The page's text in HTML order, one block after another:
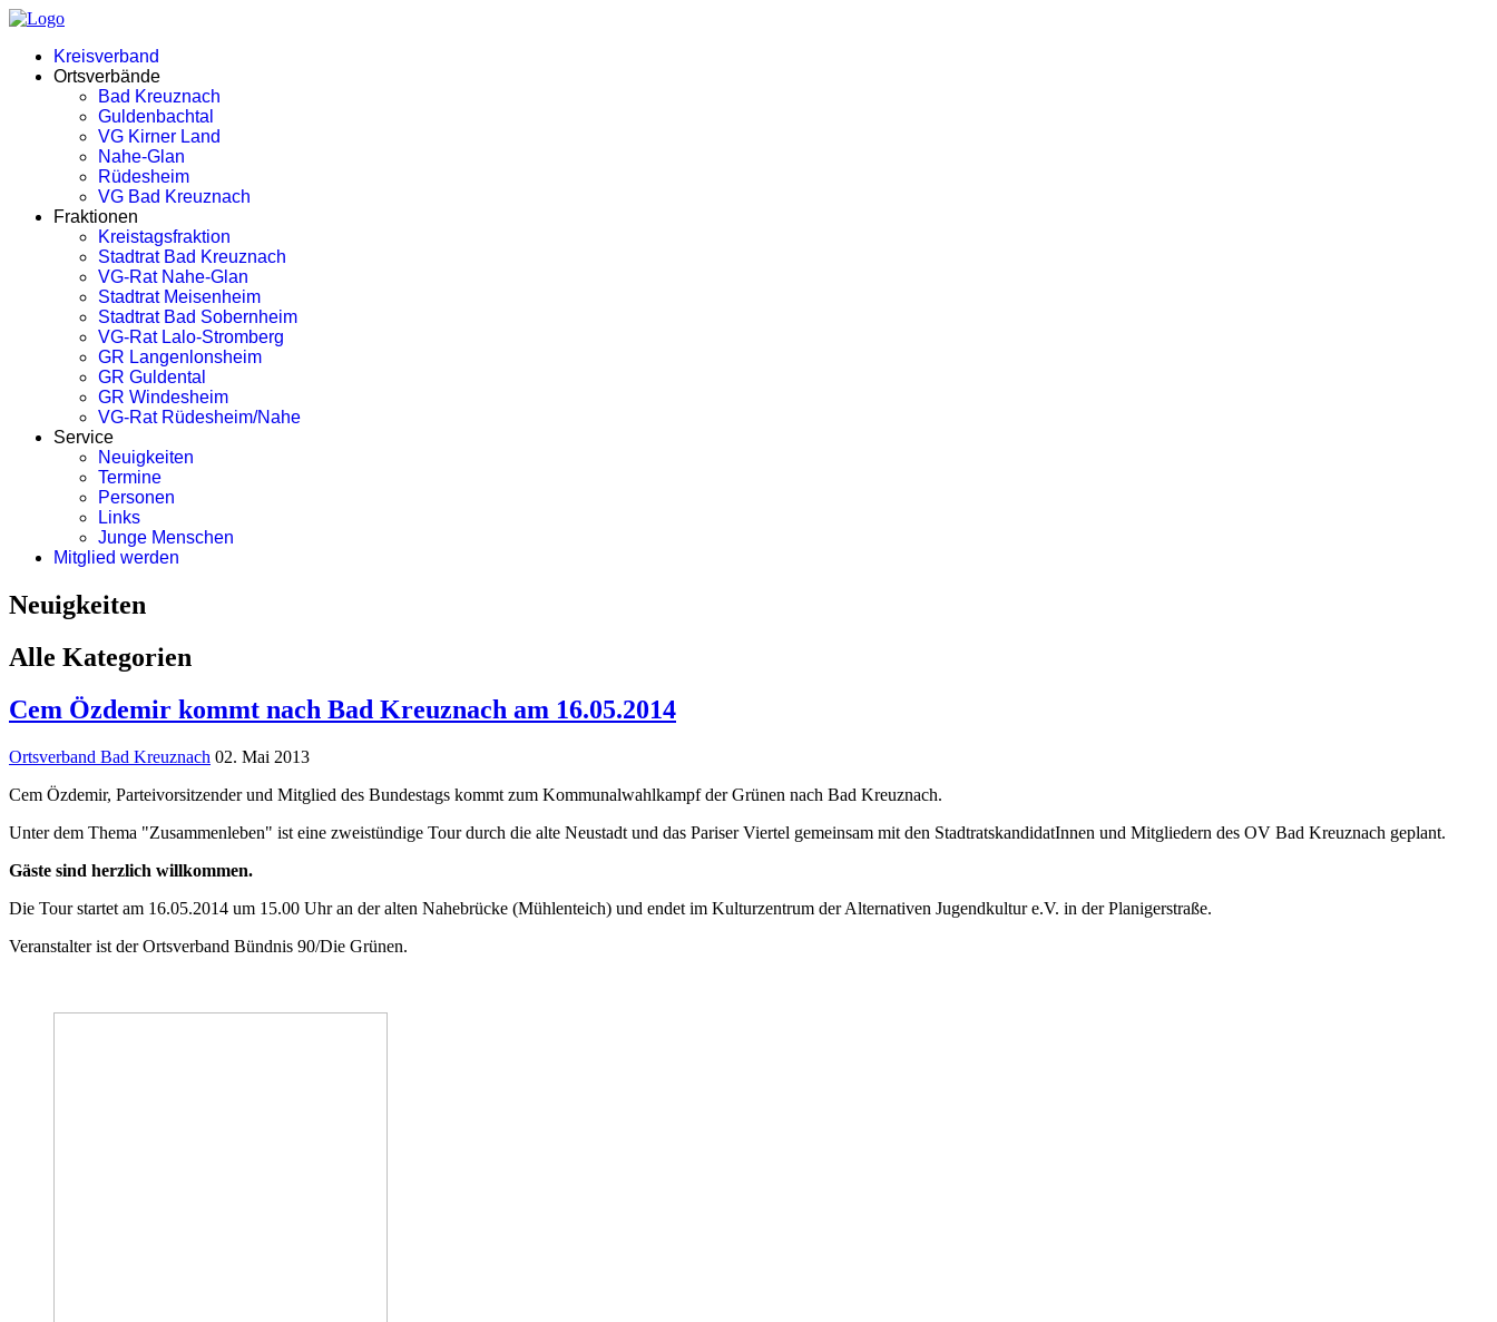
Kreisverband
Ortsverbände
Bad Kreuznach
Guldenbachtal
VG Kirner Land
Nahe-Glan
Rüdesheim
VG Bad Kreuznach
Fraktionen
Kreistagsfraktion
Stadtrat Bad Kreuznach
VG-Rat Nahe-Glan
Stadtrat Meisenheim
Stadtrat Bad Sobernheim
VG-Rat Lalo-Stromberg
GR Langenlonsheim
GR Guldental
GR Windesheim
VG-Rat Rüdesheim/Nahe
Service
Neuigkeiten
Termine
Personen
Links
Junge Menschen
Mitglied werden
Neuigkeiten
Alle Kategorien
Cem Özdemir kommt nach Bad Kreuznach am 16.05.2014
Ortsverband Bad Kreuznach 02. Mai 2013
Cem Özdemir, Parteivorsitzender und Mitglied des Bundestags kommt zum Kommunalwahlkampf der Grünen nach Bad Kreuznach.
Unter dem Thema "Zusammenleben" ist eine zweistündige Tour durch die alte Neustadt und das Pariser Viertel gemeinsam mit den StadtratskandidatInnen und Mitgliedern des OV Bad Kreuznach geplant.
Gäste sind herzlich willkommen.
Die Tour startet am 16.05.2014 um 15.00 Uhr an der alten Nahebrücke (Mühlenteich) und endet im Kulturzentrum der Alternativen Jugendkultur e.V. in der Planigerstraße.
Veranstalter ist der Ortsverband Bündnis 90/Die Grünen.